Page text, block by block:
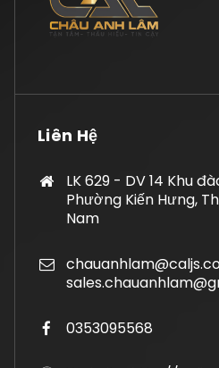
Liên Hệ
LK 629 - DV 14 Khu
Phường Kiến Hưng,
Nam
0353095568